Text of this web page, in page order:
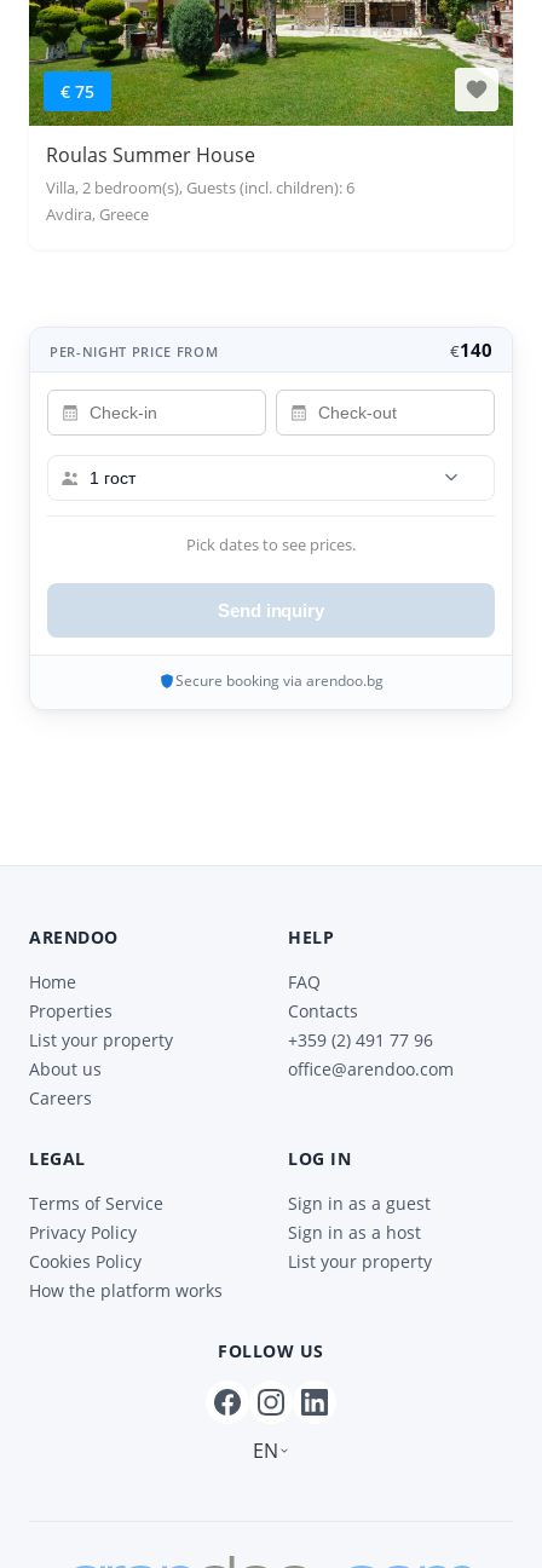
€ 75
Roulas Summer House
Villa, 2 bedroom(s), Guests (incl. children): 6
Avdira, Greece
PER-NIGHT PRICE FROM €140
1 гост
Pick dates to see prices.
Send inquiry
Secure booking via arendoo.bg
ARENDOO
Home
Properties
List your property
About us
Careers
HELP
FAQ
Contacts
+359 (2) 491 77 96
office@arendoo.com
LEGAL
Terms of Service
Privacy Policy
Cookies Policy
How the platform works
LOG IN
Sign in as a guest
Sign in as a host
List your property
FOLLOW US
EN